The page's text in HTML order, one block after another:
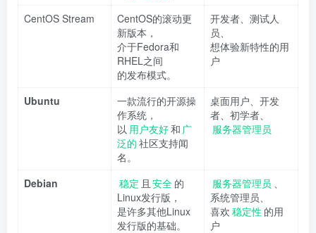
CentOS Stream
CentOS的滚动更
新版本，
介于Fedora和
RHEL之间
的发布模式。
开发者、测试人
员、
想体验新特性的用
户
Ubuntu
一款流行的开源操
作系统，
以 用户友好和 广
泛的 社区支持闻
名。
桌面用户、开发
者、初学者、
服务器管理员
Debian 稳定 且 安全 的
Linux发行版，
是许多其他Linux
发行版的基础。
服务器管理员
系统管理员、
喜欢 稳定性 的用
户